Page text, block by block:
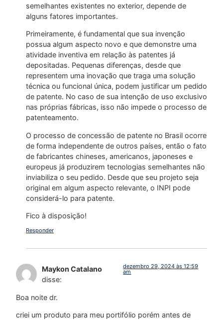
semelhantes existentes no exterior, depende de
alguns fatores importantes.
Primeiramente, é fundamental que sua invenção
possua algum aspecto novo e que demonstre uma
atividade inventiva em relação às patentes já
depositadas. Pequenas diferenças, desde que
representem uma inovação que traga uma solução
técnica ou funcional única, podem justificar um pedido
de patente. No caso de sua intenção de uso exclusivo
nas próprias fábricas, isso não impede o processo de
patenteamento.
O processo de concessão de patente no Brasil ocorre
de forma independente de outros países, então o fato
de fabricantes chineses, americanos, japoneses e
europeus já produzirem tecnologias semelhantes não
inviabiliza o seu pedido. Desde que seu projeto seja
original em algum aspecto relevante, o INPI pode
considerá-lo para patente.
Fico à disposição!
Responder
Maykon Catalano
disse:
dezembro 29, 2024 às 12:59
am
Boa noite dr.
criei um produto para meu portifólio porém antes de